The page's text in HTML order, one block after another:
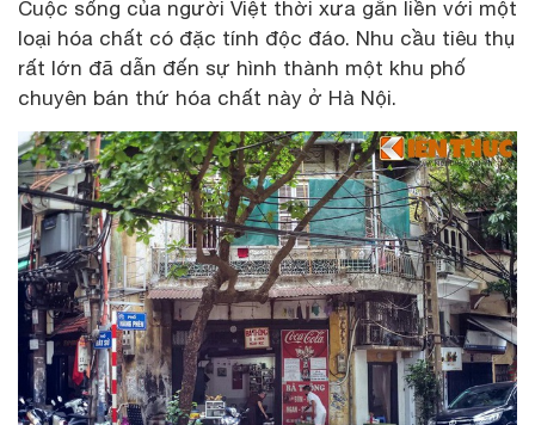
Cuộc sống của người Việt thời xưa gắn liền với một
loại hóa chất có đặc tính độc đáo. Nhu cầu tiêu thụ
rất lớn đã dẫn đến sự hình thành một khu phố
chuyên bán thứ hóa chất này ở Hà Nội.